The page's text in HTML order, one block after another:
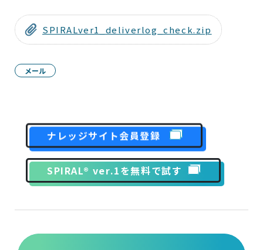
SPIRALver1_deliverlog_check.zip
メール
ナレッジサイト会員登録
SPIRAL® ver.1を無料で試す